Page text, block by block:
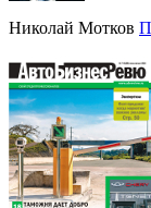
Николай Мотков